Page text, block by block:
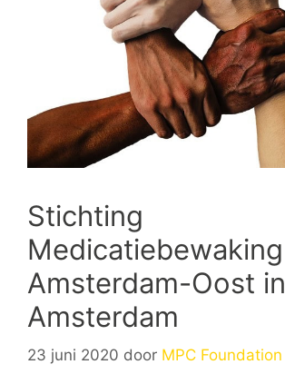
Stichting
Medicatiebewaking
Amsterdam-Oost in
Amsterdam
23 juni 2020 door MPC Foundation